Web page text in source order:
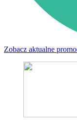
Zobacz aktualne